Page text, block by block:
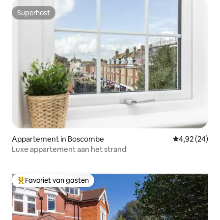
Superhost
Superhost
Appartement in Boscombe Gemiddelde
4,92 (24)
Luxe appartement aan het strand
Topfavoriet van gasten
Favoriet van gasten